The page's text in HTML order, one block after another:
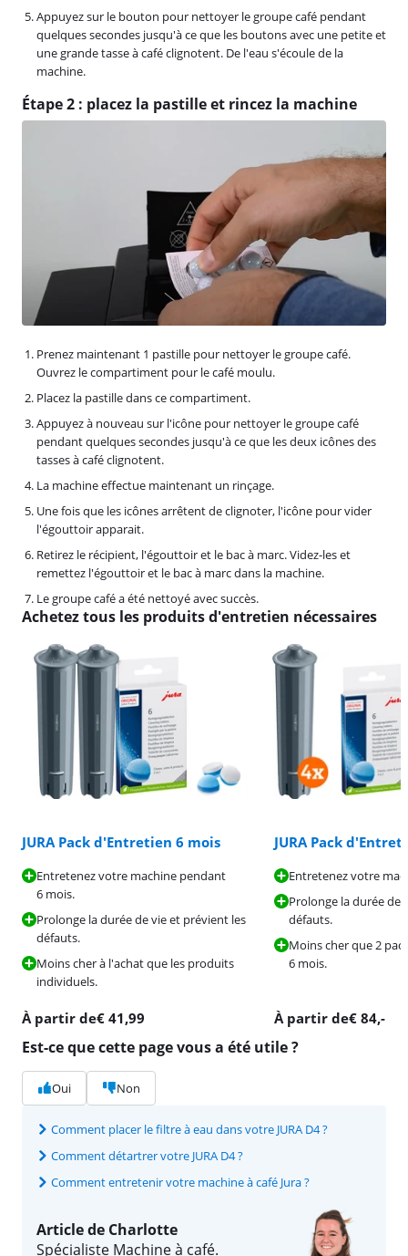
Appuyez sur le bouton pour nettoyer le groupe café pendant
quelques secondes jusqu'à ce que les boutons avec une petite et
une grande tasse à café clignotent. De l'eau s'écoule de la
machine.
Étape 2 : placez la pastille et rincez la machine
Prenez maintenant 1 pastille pour nettoyer le groupe café.
Ouvrez le compartiment pour le café moulu.
Placez la pastille dans ce compartiment.
Appuyez à nouveau sur l'icône pour nettoyer le groupe café
pendant quelques secondes jusqu'à ce que les deux icônes des
tasses à café clignotent.
La machine effectue maintenant un rinçage.
Une fois que les icônes arrêtent de clignoter, l'icône pour vider
l'égouttoir apparait.
Retirez le récipient, l'égouttoir et le bac à marc. Videz-les et
remettez l'égouttoir et le bac à marc dans la machine.
Le groupe café a été nettoyé avec succès.
Achetez tous les produits d'entretien nécessaires
JURA Pack d'Entretien 6 mois
Entretenez votre machine pendant
6 mois.
Prolonge la durée de vie et prévient les
défauts.
Moins cher à l'achat que les produits
individuels.
À partir de€ 41,99
JURA Pack
Entretenez votre
Prolonge la durée de
défauts.
Moins cher que 2
6 mois.
À partir de€84,-
Est-ce que cette page vous a été utile ?
Oui Non
Comment placer le filtre à eau dans votre JURA D4 ?
Comment détartrer votre JURA D4 ?
Comment entretenir votre machine à café Jura ?
Article de Charlotte
Spécialiste Machine à café.